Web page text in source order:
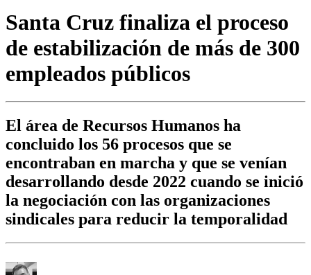
Santa Cruz finaliza el proceso
de estabilización de más de 300
empleados públicos
El área de Recursos Humanos ha
concluido los 56 procesos que se
encontraban en marcha y que se venían
desarrollando desde 2022 cuando se inició
la negociación con las organizaciones
sindicales para reducir la temporalidad